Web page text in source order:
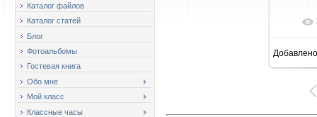
Каталог файлов
Каталог статей
Блог
Фотоальбомы
Гостевая книга
Обо мне
Мой класс
Классные часы
Добавлено